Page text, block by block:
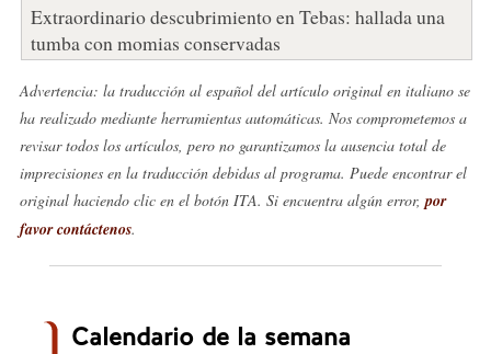
Extraordinario descubrimiento en Tebas: hallada una
tumba con momias conservadas
Advertencia: la traducción al español del artículo original en italiano se
ha realizado mediante herramientas automáticas. Nos comprometemos a
revisar todos los artículos, pero no garantizamos la ausencia total de
imprecisiones en la traducción debidas al programa. Puede encontrar el
original haciendo clic en el botón ITA. Si encuentra algún error, por
favor contáctenos.
Calendario de la semana